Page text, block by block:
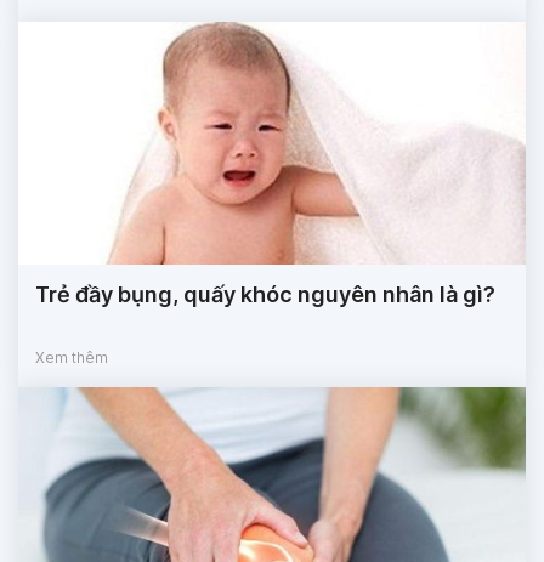
Trẻ đầy bụng, quấy khóc nguyên nhân là gì?
Xem thêm